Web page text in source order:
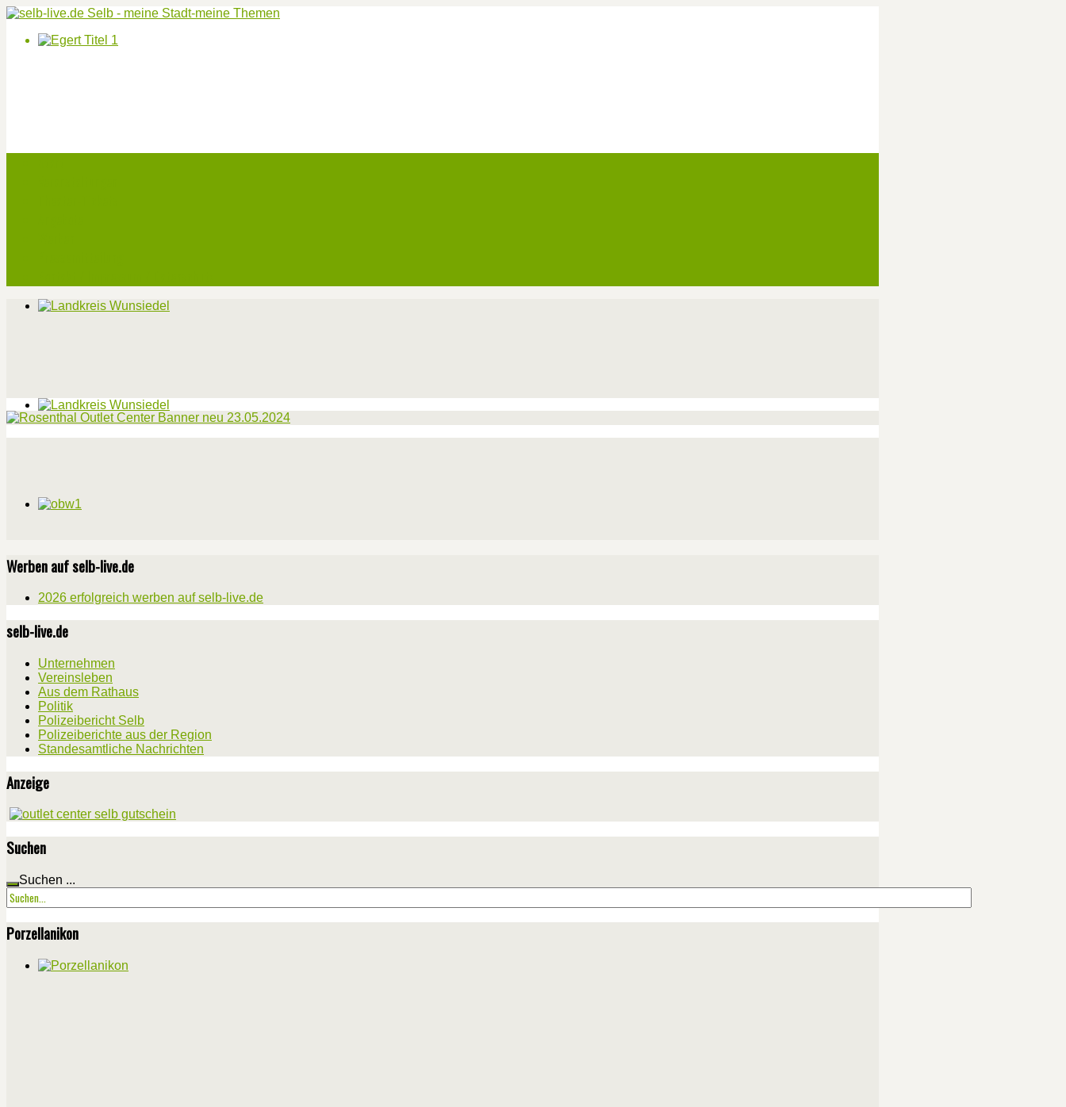
Werben auf selb-live.de
2026 erfolgreich werben auf selb-live.de
selb-live.de
Unternehmen
Vereinsleben
Aus dem Rathaus
Politik
Polizeibericht Selb
Polizeiberichte aus der Region
Standesamtliche Nachrichten
Anzeige
Suchen
Suchen ...
Porzellanikon